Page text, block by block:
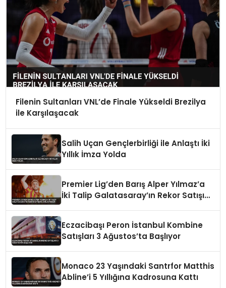
Filenin Sultanları VNL’de Finale Yükseldi Brezilya
ile Karşılaşacak
Salih Uçan Gençlerbirliği ile Anlaştı İki
Yıllık İmza Yolda
Premier Lig’den Barış Alper Yılmaz’a
İki Talip Galatasaray’ın Rekor Satışını
Eczacibaşı Peron İstanbul Kombine
Satışları 3 Ağustos’ta Başlıyor
Monaco 23 Yaşındaki Santrfor Matthis
Abline’i 5 Yıllığına Kadrosuna Kattı